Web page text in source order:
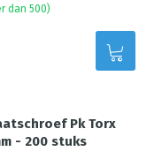
dan 500)
Pk Torx
- 200 stuks